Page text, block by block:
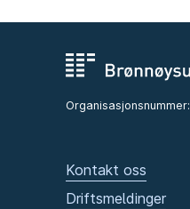
Organisasjonsnummer:
Kontakt oss
Driftsmeldinger